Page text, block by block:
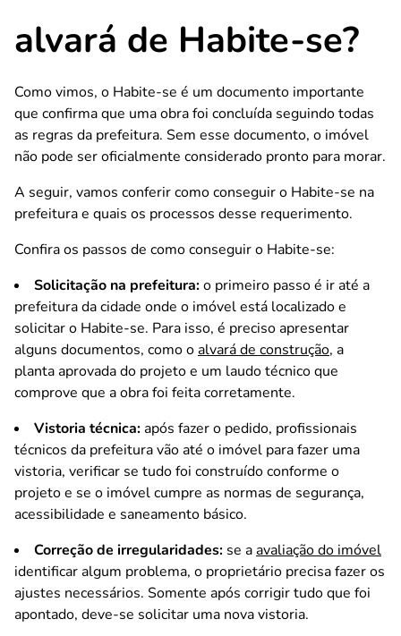
alvará de Habite-se?
Como vimos, o Habite-se é um documento importante
que confirma que uma obra foi concluída seguindo todas
as regras da prefeitura. Sem esse documento, o imóvel
não pode ser oficialmente considerado pronto para morar.
A seguir, vamos conferir como conseguir o Habite-se na
prefeitura e quais os processos desse requerimento.
Confira os passos de como conseguir o Habite-se:
Solicitação na prefeitura:o primeiro passo é ir até a
prefeitura da cidade onde o imóvel está localizado e
solicitar o Habite-se. Para isso, é preciso apresentar
alguns documentos, como oalvará de construção, a
planta aprovada do projeto e um laudo técnico que
comprove que a obra foi feita corretamente.
Vistoria técnica:após fazer o pedido, profissionais
técnicos da prefeitura vão até o imóvel para fazer uma
vistoria, verificar se tudo foi construído conforme o
projeto e se o imóvel cumpre as normas de segurança,
acessibilidade e saneamento básico.
Correção de irregularidades: se aavaliação do imóvel
identificar algum problema, o proprietário precisa fazer os
ajustes necessários. Somente após corrigir tudo que foi
apontado, deve-se solicitar uma nova vistoria.